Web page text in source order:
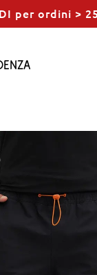
per ordini >